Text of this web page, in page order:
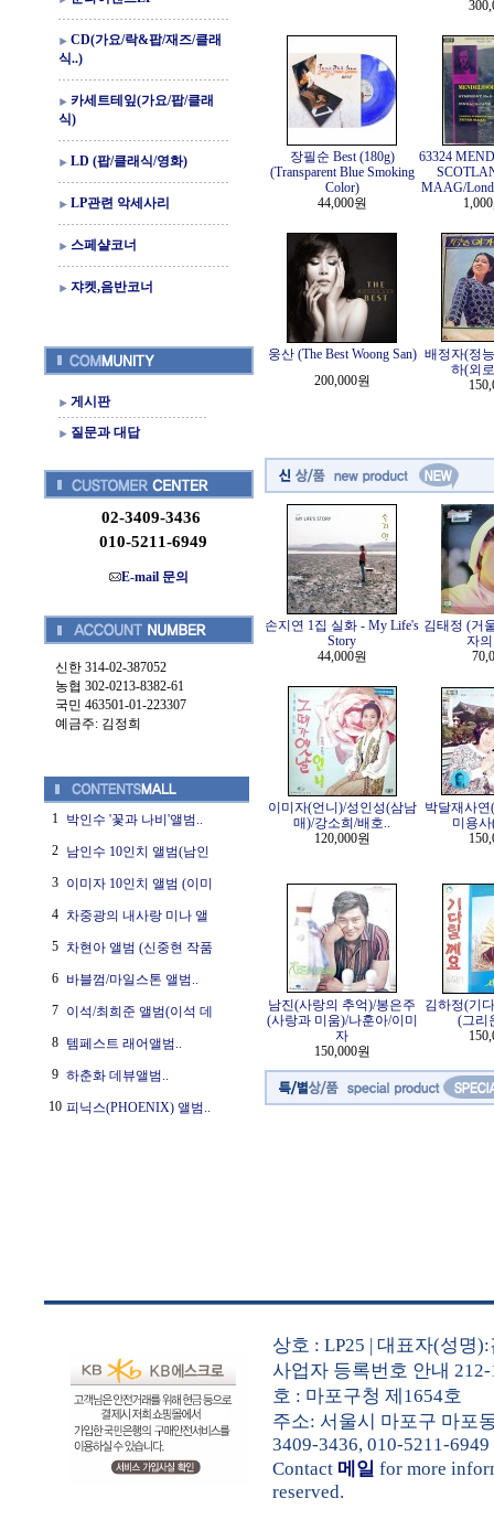
CD(가요/락&팝/재즈/클래
식..)
카세트테잎(가요/팝/클래
식)
LD (팝/클래식/영화)
LP관련 악세사리
스페샬코너
쟈켓,음반코너
게시판
질문과 대답
02-3409-3436
010-5211-6949
E-mail 문의
신한 314-02-387052
농협 302-0213-8382-61
국민 463501-01-223307
예금주: 김정희
1 박인수 '꽃과 나비'앨범..
2 남인수 10인치 앨범(남인
3 이미자 10인치 앨범 (이미
4 차중광의 내사랑 미나 앨
5 차현아 앨범 (신중현 작품
6 바블껌/마일스톤 앨범..
7 이석/최희준 앨범(이석 데
8 템페스트 래어앨범..
9 하춘화 데뷰앨범..
10 피닉스(PHOENIX) 앨범..
장필순 Best (180g)
(Transparent Blue Smoking
Color)
44,000원
63324
MAAG/
웅산 (The Best Woong San)
200,000원
배정자(정
하(외
손지연 1집 실화 - My Life's
Story
44,000원
김태정 (거
자
이미자(언니)/성인성(삼남
매)/강소희/배호..
120,000원
박달재사
미용
남진(사랑의 추억)/봉은주
(사랑과 미움)/나훈아/이미
자
150,000원
김하정(기
(그리
상호 : LP25 | 대표자(성명
사업자 등록번호 안내
호 : 마포구청 제1654호
주소: 서울시 마포구 마포
3409-3436, 010-5211-6949
Contact 메일 for more
reserved.